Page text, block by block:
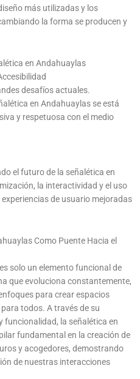
más utilizadas y los
la forma se producen y
en Andahuaylas
desafíos actuales.
en Andahuaylas se está
y respetuosa con el medio
el futuro de la señalética en
la interactividad y el uso
de usuario mejoradas
Como Puente Hacia el
solo un elemento funcional de
que evoluciona constantemente,
para crear espacios
todos. A través de su
funcionalidad, la señalética en
fundamental en la creación de
y acogedores, demostrando
de nuestras interacciones